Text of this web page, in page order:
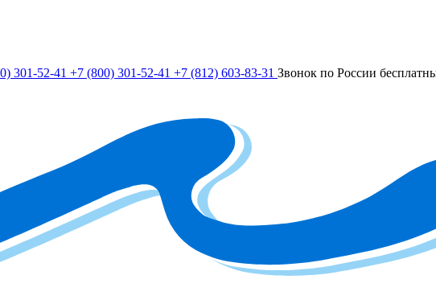
301-52-41 +7 (800) 301-52-41 +7 (812) 603-83-31 Звонок по России